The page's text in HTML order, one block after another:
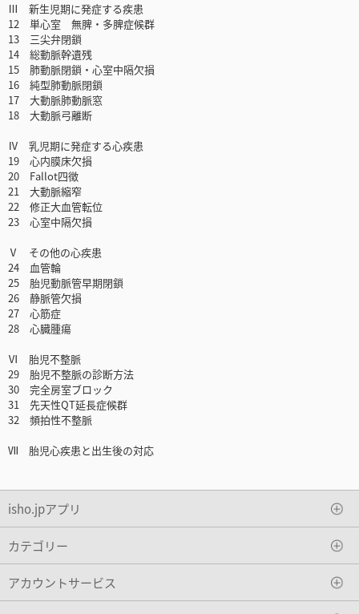
Ⅲ 新生児期に発症する疾患
12 単心室 無脾・多脾症候群
13 三尖弁閉鎖
14 総動脈幹遺残
15 肺動脈閉鎖・心室中隔欠損
16 純型肺動脈閉鎖
17 大動脈肺動脈窓
18 大動脈弓離断
Ⅳ 乳児期に発症する心疾患
19 心内膜床欠損
20 Fallot四徴
21 大動脈縮窄
22 修正大血管転位
23 心室中隔欠損
Ⅴ その他の心疾患
24 血管輪
25 胎児動脈管早期閉鎖
26 静脈管欠損
27 心筋症
28 心臓腫瘍
Ⅵ 胎児不整脈
29 胎児不整脈の診断方法
30 完全房室ブロック
31 先天性QT延長症候群
32 頻拍性不整脈
Ⅶ 胎児心疾患と出生後の対応
isho.jpアプリ
カテゴリー
アカウントサービス